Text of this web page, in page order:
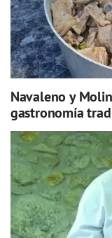
Navaleno y
gastronomía